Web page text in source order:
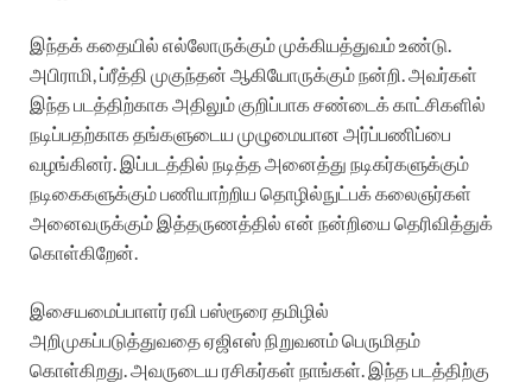
இந்தக் கதையில் எல்லோருக்கும் முக்கியத்துவம் உண்டு.
அபிராமி, ப்ரீத்தி முகுந்தன் ஆகியோருக்கும் நன்றி. அவர்கள்
இந்த படத்திற்காக அதிலும் குறிப்பாக சண்டைக் காட்சிகளில்
நடிப்பதற்காக தங்களுடைய முழுமையான அர்ப்பணிப்பை
வழங்கினர். இப்படத்தில் நடித்த அனைத்து நடிகர்களுக்கும்
நடிகைகளுக்கும் பணியாற்றிய தொழில்நுட்பக் கலைஞர்கள்
அனைவருக்கும் இத்தருணத்தில் என் நன்றியை தெரிவித்துக்
கொள்கிறேன்.
இசையமைப்பாளர் ரவி பஸ்ரூரை தமிழில்
அறிமுகப்படுத்துவதை ஏஜிஎஸ் நிறுவனம் பெருமிதம்
கொள்கிறது. அவருடைய ரசிகர்கள் நாங்கள். இந்த படத்திற்கு